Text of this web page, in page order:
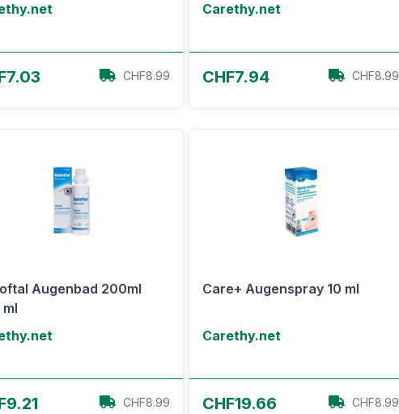
CHF8.99
Carethy.net
CHF7.94 CHF8.99
Augenbad 200ml
CHF8.99
Care+ Augenspray 10 ml
Carethy.net
CHF19.66 CHF8.99